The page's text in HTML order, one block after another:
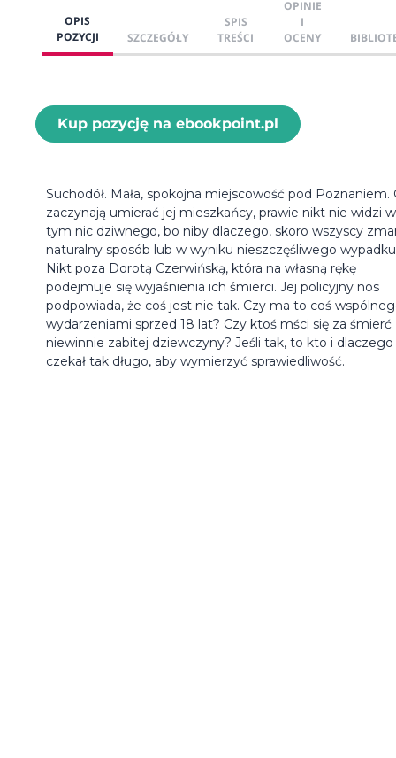
OPIS
POZYCJI
SZCZEGÓŁY
SPIS
TREŚCI
OPINIE
I
OCENY
Kup pozycję na ebookpoint.pl
Suchodół. Mała, spokojna miejscowość pod Poznaniem.
zaczynają umierać jej mieszkańcy, prawie nikt nie widzi w
tym nic dziwnego, bo niby dlaczego, skoro wszyscy
naturalny sposób lub w wyniku nieszczęśliwego
Nikt poza Dorotą Czerwińską, która na własną rękę
podejmuje się wyjaśnienia ich śmierci. Jej policyjny nos
podpowiada, że coś jest nie tak. Czy ma to coś
wydarzeniami sprzed 18 lat? Czy ktoś mści się za śmierć
niewinnie zabitej dziewczyny? Jeśli tak, to kto i dlaczego
czekał tak długo, aby wymierzyć sprawiedliwość.